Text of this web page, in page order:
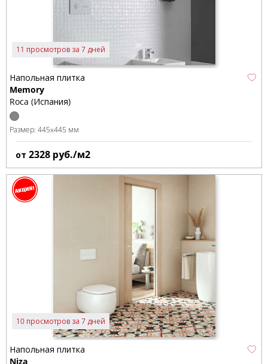
11 просмотров за 7 дней
Напольная плитка
Memory
Roca (Испания)
Размер: 445x445 мм
от 2328 руб./м2
10 просмотров за 7 дней
Напольная плитка
Niza